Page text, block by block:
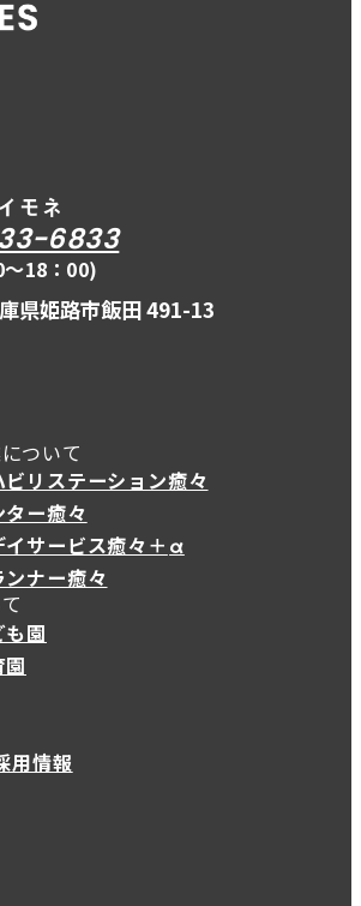
6833
18：00)
県姫路市飯田 491-13
ついて
リステーション癒々
ー癒々
サービス癒々＋ α
サービス癒々＋
ナー癒々
園
用情報